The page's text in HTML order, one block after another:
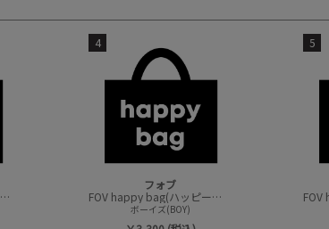
undeny.happy bag（春夏アイテムハッピーバック）
4
フォブ
FOV happy bag(ハッピーバック/トップスセット)
ボーイズ(BOY)
5